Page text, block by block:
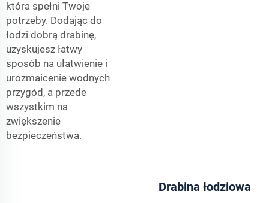
która spełni Twoje
potrzeby. Dodając do
łodzi dobrą drabinę,
uzyskujesz łatwy
sposób na ułatwienie i
urozmaicenie wodnych
przygód, a przede
wszystkim na
zwiększenie
bezpieczeństwa.
Drabina łodziowa